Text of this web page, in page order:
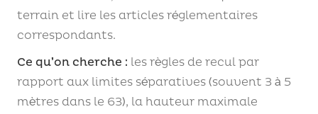
terrain et lire les articles réglementaires
correspondants.
Ce qu’on cherche : les règles de recul par
rapport aux limites séparatives (souvent 3 à 5
mètres dans le 63), la hauteur maximale